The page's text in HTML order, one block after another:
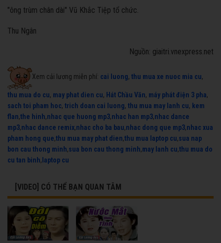
"ông trùm chân dài" Vũ Khắc Tiệp tổ chức.
Thu Ngân
Nguồn: giaitri.vnexpress.net
Xem cải lương miễn phí: cai luong, thu mua xe nuoc mia cu,
thu mua do cu, may phat dien cu, Hát Chầu Văn, máy phát điện 3 pha,
sach toi pham hoc, trich doan cai luong, thu mua may lanh cu, kem
flan,the hinh,nhac que huong mp3,nhac han mp3,nhac dance
mp3,nhac dance remix,nhac cho ba bau,nhac dong que mp3,nhac xua
pham hong que,thu mua may phat dien,thu mua laptop cu,sua nap
bon cau thong minh,sua bon cau thong minh,may lanh cu,thu mua do
cu tan binh, laptop cu
[VIDEO] CÓ THỂ BẠN QUAN TÂM